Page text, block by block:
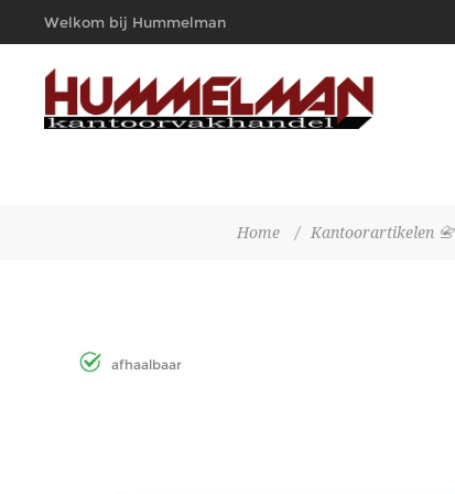
Welkom bij Hummelman
Kantoorvakhandel
Home / Kantoorartikelen 📇
afhaalbaar